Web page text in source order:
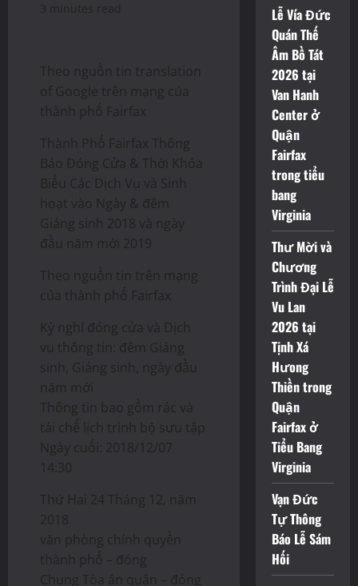
3 minutes read
Theo nguồn tin translation
of Google trên mạng của
thành phố Fairfax
Thành Phố Fairfax Thông
Báo Đóng Cửa & Thời Khóa
Biểu Các Dịch Vụ và Sinh
hoạt vào Ngày & đêm
Giáng sinh 2018 và ngày
đầu năm mới 2019
Theo nguồn tin trên mạng
của thành phố Fairfax
Kỳ nghỉ đóng cửa và Dịch
vụ thông tin: đêm Giáng
sinh, Giáng sinh, ngày đầu
năm mới
Thông tin bao gồm rác và
tái chế lịch trình bộ sưu tập
Ngày cuối: 2018/12/07
14:30
Thứ Hai 24 Tháng 12, năm
2018
văn phòng chính quyền
thành phố – đóng
Chung Tòa án quận – đóng
Lễ Vía Đức
Quán Thế
Âm Bồ Tát
2026 tại
Van Hanh
Center ở
Quận
Fairfax
trong tiểu
bang
Virginia
Thư Mời và
Chương
Trình Đại Lễ
Vu Lan
2026 tại
Tịnh Xá
Hưong
Thiền trong
Quận
Fairfax ở
Tiểu Bang
Virginia
Vạn Đức
Tự Thông
Báo Lễ Sám
Hối